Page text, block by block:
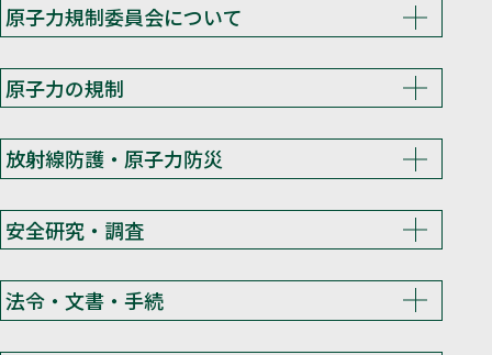
原子力規制委員会について
原子力の規制
放射線防護・原子力防災
安全研究・調査
法令・文書・手続